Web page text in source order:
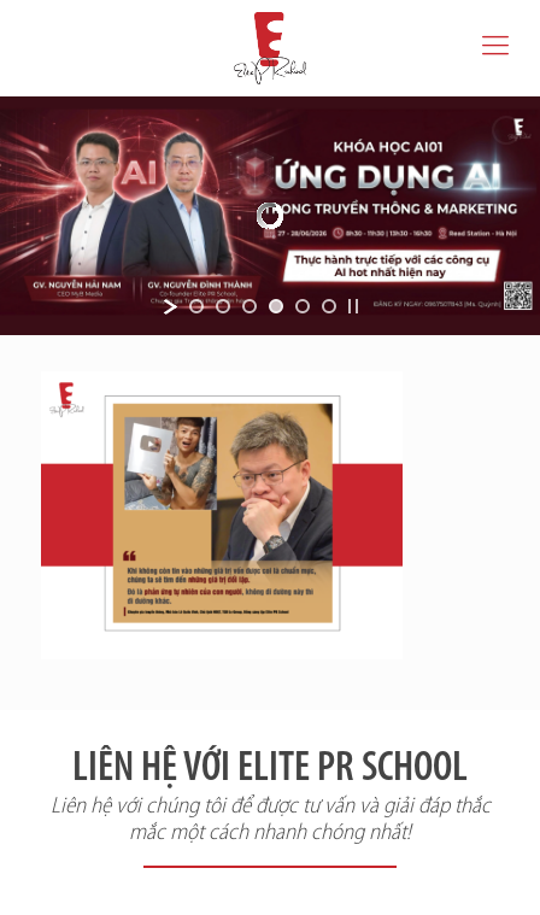
LIÊN HỆ VỚI ELITE PR SCHOOL
Liên hệ với chúng tôi để được tư vấn và giải đáp thắc
mắc một cách nhanh chóng nhất!